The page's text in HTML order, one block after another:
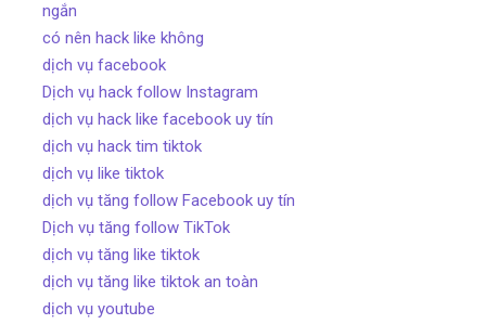
ngắn
có nên hack like không
dịch vụ facebook
Dịch vụ hack follow Instagram
dịch vụ hack like facebook uy tín
dịch vụ hack tim tiktok
dịch vụ like tiktok
dịch vụ tăng follow Facebook uy tín
Dịch vụ tăng follow TikTok
dịch vụ tăng like tiktok
dịch vụ tăng like tiktok an toàn
dịch vụ youtube